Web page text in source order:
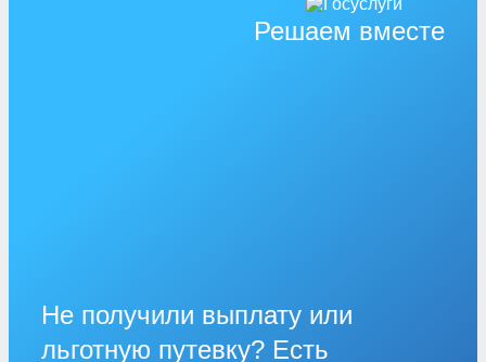
Решаем вместе
Не получили выплату или
льготную путевку? Есть